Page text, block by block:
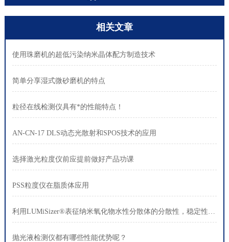
相关文章
使用珠磨机的超低污染纳米晶体配方制造技术
简单分享湿式微砂磨机的特点
粒径在线检测仪具有*的性能特点！
AN-CN-17 DLS动态光散射和SPOS技术的应用
选择激光粒度仪前应提前做好产品功课
PSS粒度仪在脂质体应用
利用LUMiSizer®表征纳米氧化物水性分散体的分散性，稳定性和粒径
抛光液检测仪都有哪些性能优势呢？